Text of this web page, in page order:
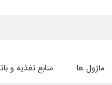
ماژول ها منابع تغذیه و